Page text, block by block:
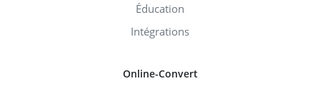
Éducation
Intégrations
Online-Convert